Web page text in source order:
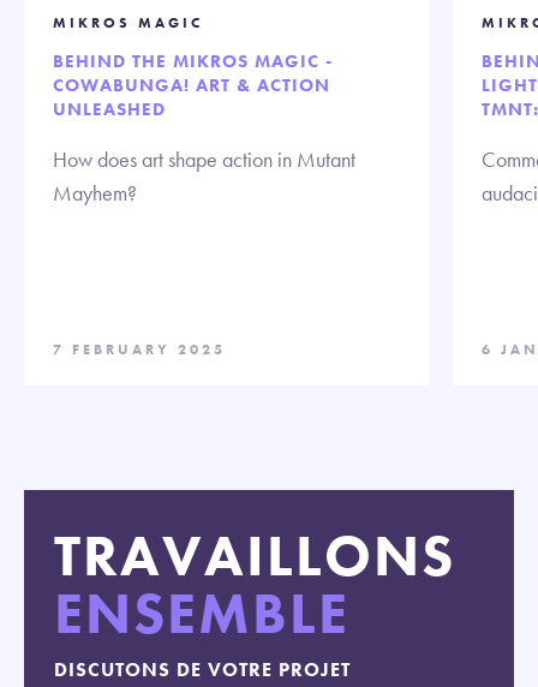
MIKROS MAGIC
BEHIND THE MIKROS MAGIC -
COWABUNGA! ART & ACTION
UNLEASHED
How does art shape action in Mutant
Mayhem?
7 FEBRUARY 2025 6
TRAVAILLONS
ENSEMBLE
DISCUTONS DE VOTRE PROJET